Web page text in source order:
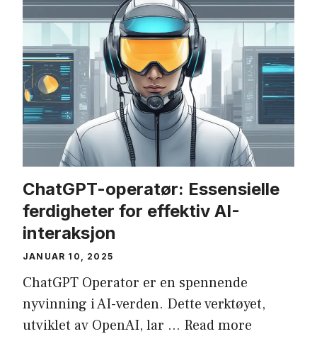
ChatGPT-operatør: Essensielle
ferdigheter for effektiv AI-
interaksjon
JANUAR 10, 2025
ChatGPT Operator er en spennende
nyvinning i AI-verden. Dette verktøyet,
utviklet av OpenAI, lar … Read more